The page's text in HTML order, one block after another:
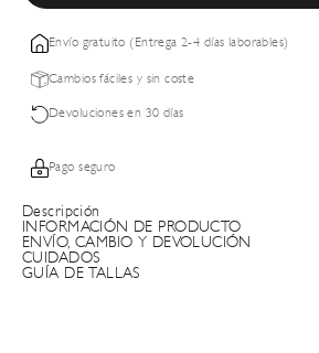
Envío gratuito (Entrega 2-4 días laborables)
Cambios fáciles y sin coste
Devoluciones en 30 días
Pago seguro
Descripción
INFORMACIÓN DE PRODUCTO
ENVÍO, CAMBIO Y DEVOLUCIÓN
CUIDADOS
GUÍA DE TALLAS